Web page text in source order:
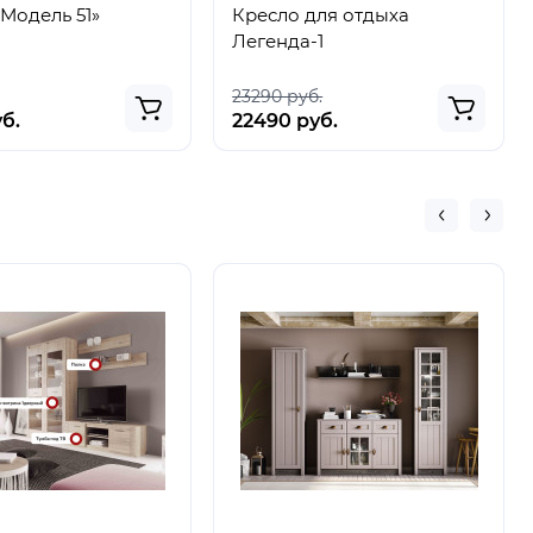
51»
Кресло для отдыха
Легенда-1
23290 руб.
22490 руб.